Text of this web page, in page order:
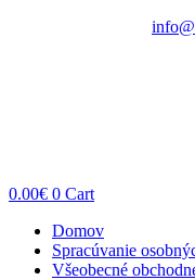
0.00€ 0 Cart
Domov
Spracúvanie
Všeobecné